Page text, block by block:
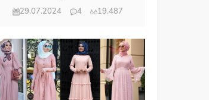
29.07.2024 4 19.487